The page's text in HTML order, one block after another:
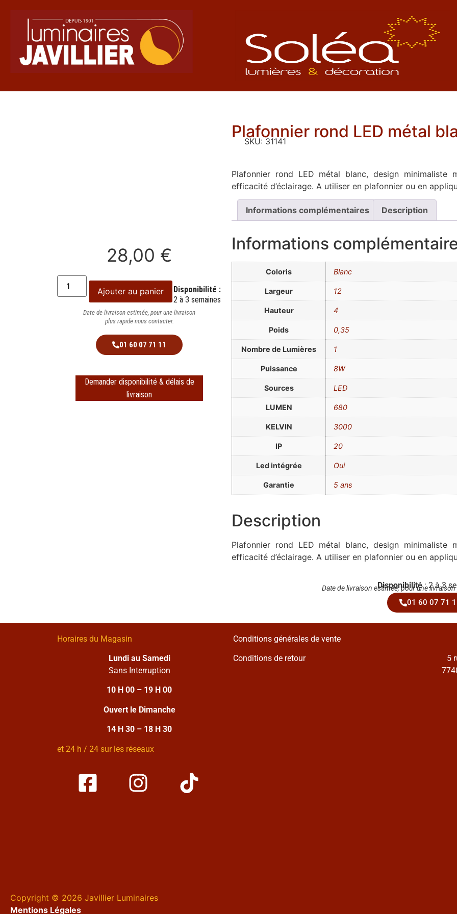
28,00 €
Ajouter au panier
Disponibilité :
2 à 3 semaines
Date de livraison estimée, pour une livraison
plus rapide nous contacter.
01 60 07 71 11
Demander disponibilité & délais de
livraison
Plafonnier rond LED métal
SKU: 31141
Plafonnier rond LED métal blanc, design minimaliste
efficacité d’éclairage. A utiliser en plafonnier ou en
Informations complémentaires Description
Informations
Coloris Blanc
Largeur 12
Hauteur 4
Poids 0,35
Nombre de Lumières 1
Puissance 8W
Sources LED
LUMEN 680
KELVIN 3000
IP 20
Led intégrée Oui
Garantie 5 ans
Description
Plafonnier rond LED métal blanc, design minimaliste
efficacité d’éclairage. A utiliser en plafonnier ou en
Disponibilité: 2 à 3
Date de livraison estimée, pour une
01 60 07 71
Horaires du Magasin
Lundi au Samedi
Sans Interruption
10 H 00 – 19 H 00
Ouvert le Dimanche
14 H 30 – 18 H 30
et 24 h / 24 sur les réseaux
Conditions générales de vente
Conditions de retour
5
Copyright © 2026 Javillier Luminaires
Mentions Légales